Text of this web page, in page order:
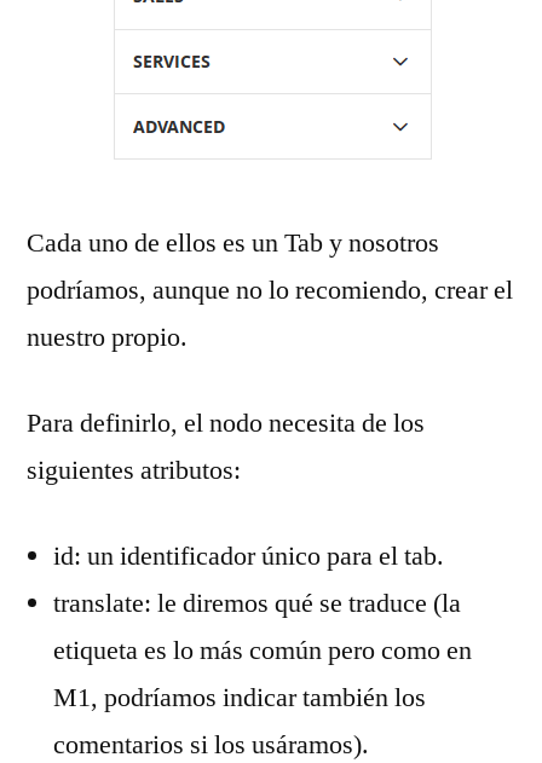
Cada uno de ellos es un Tab y nosotros
podríamos, aunque no lo recomiendo, crear el
nuestro propio.
Para definirlo, el nodo necesita de los
siguientes atributos:
id: un identificador único para el tab.
translate: le diremos qué se traduce (la
etiqueta es lo más común pero como en
M1, podríamos indicar también los
comentarios si los usáramos).